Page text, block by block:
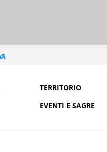
TERRITORIO
EVENTI E SAGRE